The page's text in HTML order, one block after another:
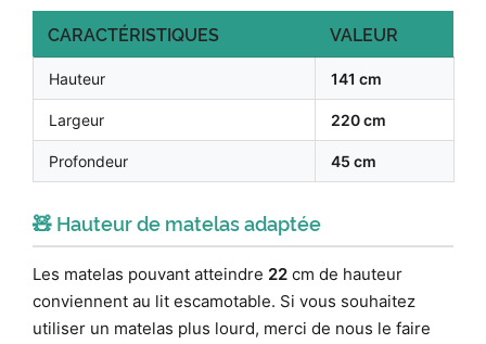
CARACTÉRISTIQUES VALEUR
Hauteur 141 cm
Largeur 220 cm
Profondeur 45 cm
🧸 Hauteur de matelas adaptée
Les matelas pouvant atteindre 22 cm de hauteur
conviennent au lit escamotable. Si vous souhaitez
utiliser un matelas plus lourd, merci de nous le faire